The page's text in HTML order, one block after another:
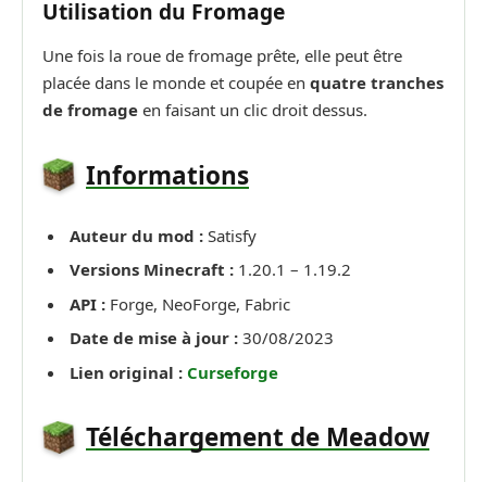
Utilisation du Fromage
Une fois la roue de fromage prête, elle peut être
placée dans le monde et coupée en quatre tranches
de fromage en faisant un clic droit dessus.
Informations
Auteur du mod : Satisfy
Versions Minecraft : 1.20.1 – 1.19.2
API : Forge, NeoForge, Fabric
Date de mise à jour : 30/08/2023
Lien original : Curseforge
Téléchargement de Meadow